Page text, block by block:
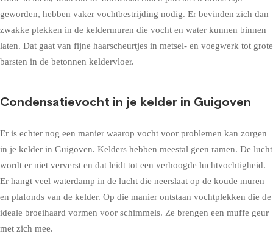
geworden, hebben vaker vochtbestrijding nodig. Er bevinden zich dan
zwakke plekken in de keldermuren die vocht en water kunnen binnen
laten. Dat gaat van fijne haarscheurtjes in metsel- en voegwerk tot grote
barsten in de betonnen keldervloer.
Condensatievocht in je kelder in Guigoven
Er is echter nog een manier waarop vocht voor problemen kan zorgen
in je kelder in Guigoven. Kelders hebben meestal geen ramen. De lucht
wordt er niet ververst en dat leidt tot een verhoogde luchtvochtigheid.
Er hangt veel waterdamp in de lucht die neerslaat op de koude muren
en plafonds van de kelder. Op die manier ontstaan vochtplekken die de
ideale broeihaard vormen voor schimmels. Ze brengen een muffe geur
met zich mee.